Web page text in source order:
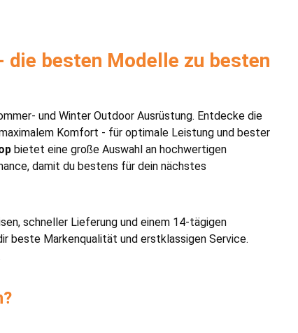
besten Modelle zu besten
und Winter Outdoor Ausrüstung. Entdecke die
Komfort - für optimale Leistung und bester
bietet eine große Auswahl an hochwertigen
damit du bestens für dein nächstes
schneller Lieferung und einem 14-tägigen
beste Markenqualität und erstklassigen Service.